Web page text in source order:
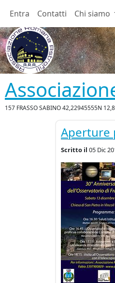
Entra Contatti Chi siamo
157 FRASSO SABINO 42,22945555N
Aperture
Scritto il 05 Dic